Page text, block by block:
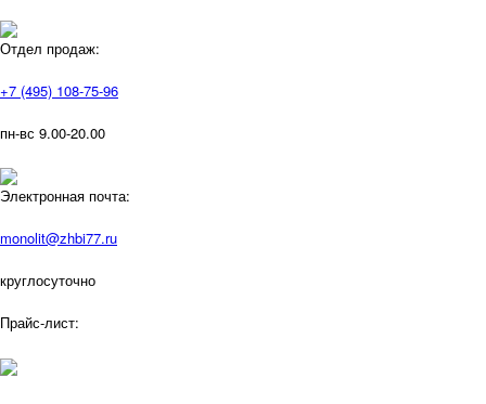
Отдел продаж:
+7 (495) 108-75-96
пн-вс 9.00-20.00
Электронная почта:
monolit@zhbi77.ru
круглосуточно
Прайс-лист: